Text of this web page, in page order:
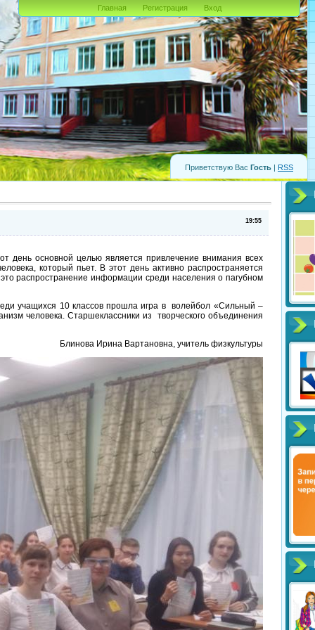
Приветствую Вас Гость | RSS
Главная Регистрация Вход
19:55
день основной целью является привлечение внимания всех
который пьет. В этот день активно распространяется
распространение информации среди населения о пагубном
10 классов прошла игра в волейбол «Сильный –
человека. Старшеклассники из творческого объединения
Блинова Ирина Вартановна, учитель физкультуры